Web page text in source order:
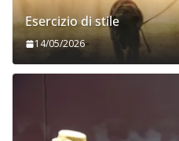
Esercizio di stile
14/05/2026